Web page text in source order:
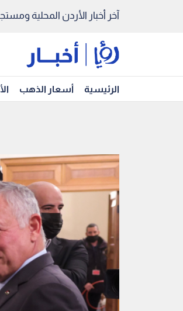
آخر أخبار الأردن المحلية
الرئيسية أسعار الذهب